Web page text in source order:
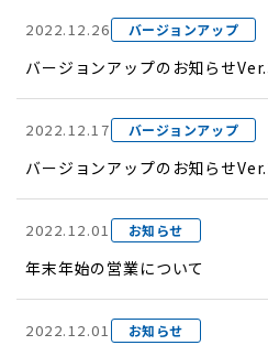
2022.12.26 バージョンアップ
バージョンアップのお知らせ
2022.12.17 バージョンアップ
バージョンアップのお知らせ
2022.12.01 お知らせ
年末年始の営業について
2022.12.01 お知らせ